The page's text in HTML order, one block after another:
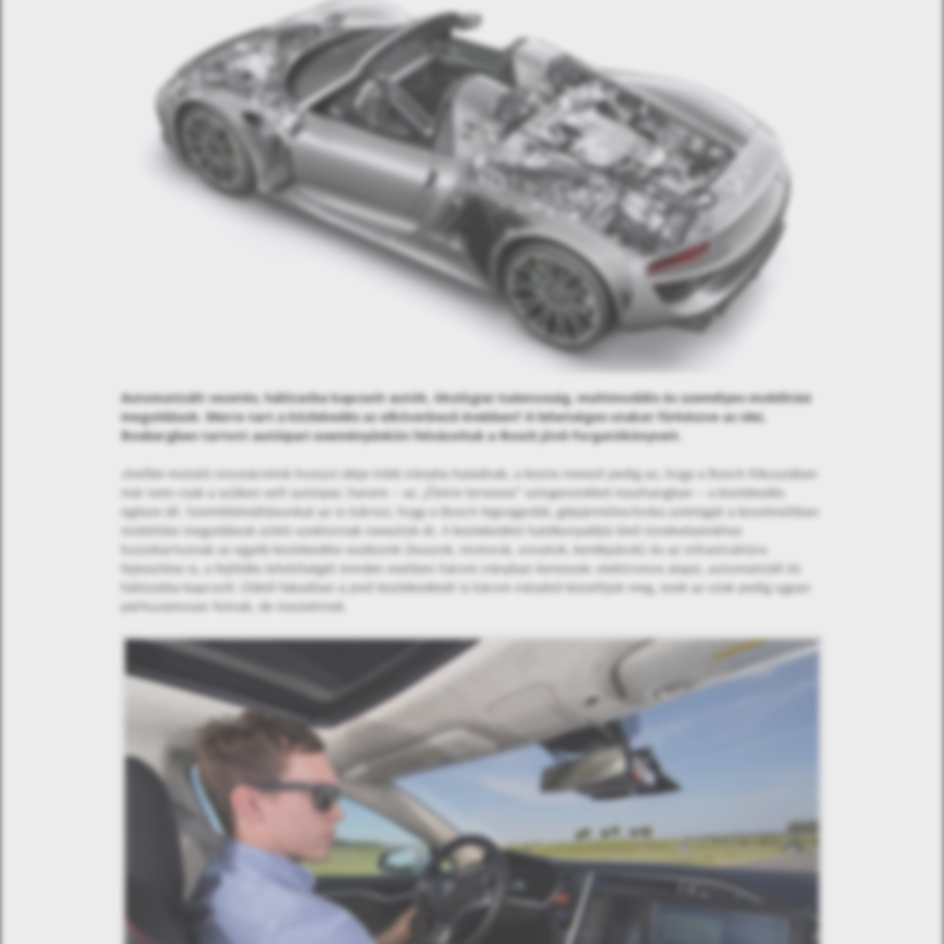
Automatizált vezetés, hálózatba kapcsolt autók, ökológiai tudatosság, multimodális és személyes mobilitási
megoldások. Merre tart a közlekedés az elkövetkező években? A lehetséges utakat fürkészve az idei,
Boxbergben tartott autóipari eseményünkön felvázoltuk a Bosch jövő-forgatókönyveit.
Jövőbe mutató innovációink hosszú ideje több irányba haladnak, a közös nevező pedig az, hogy a Bosch fókuszában
már nem csak a szűken vett autóipar, hanem – az „Életre tervezve” szlogenünkkel összhangban – a közlekedés
egésze áll. Szemléletváltásunkat az is tükrözi, hogy a Bosch legnagyobb, gépjárműtechnika üzletágát a közelmúltban
mobilitási megoldások üzleti szektornak neveztük át. A közlekedést hatékonyabbá tévő törekvéseinkhez
hozzátartoznak az egyéb közlekedési eszközök (buszok, motorok, vonatok, kerékpárok) és az infrastruktúra
fejlesztése is, a fejlődés lehetőségét minden esetben három irányban keressük: elektromos alapú, automatizált és
hálózatba kapcsolt. Ebből fakadóan a jövő közlekedését is három irányból közelítjük meg, ezek az utak pedig ugyan
párhuzamosan futnak, de összeérnek.